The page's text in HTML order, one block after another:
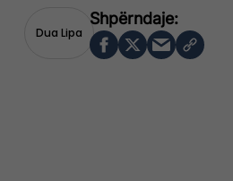
Dua Lipa